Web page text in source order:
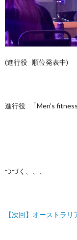
(進行役 順位発表中)
進行役 「Men’s
つづく、、、
【次回】オーストラ